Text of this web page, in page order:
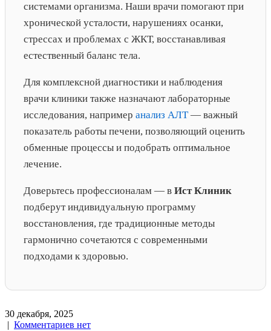
системами организма. Наши врачи помогают при
хронической усталости, нарушениях осанки,
стрессах и проблемах с ЖКТ, восстанавливая
естественный баланс тела.
Для комплексной диагностики и наблюдения
врачи клиники также назначают лабораторные
исследования, например анализ АЛТ— важный
показатель работы печени, позволяющий оценить
обменные процессы и подобрать оптимальное
лечение.
Доверьтесь профессионалам — в Ист Клиник
подберут индивидуальную программу
восстановления, где традиционные методы
гармонично сочетаются с современными
подходами к здоровью.
30 декабря, 2025
| Комментариев нет